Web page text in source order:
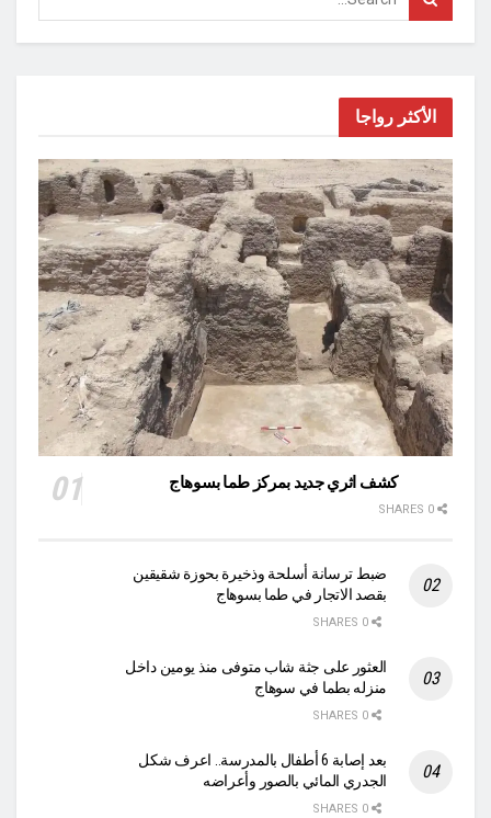
الأكثر رواجا
كشف اثري جديد بمركز طما بسوهاج
ضبط ترسانة أسلحة وذخيرة بحوزة شقيقين
بقصد الاتجار في طما بسوهاج
العثور على جثة شاب متوفى منذ يومين داخل
منزله بطما في سوهاج
بعد إصابة 6 أطفال بالمدرسة.. اعرف شكل
الجدري المائي بالصور وأعراضه